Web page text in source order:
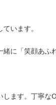
います。
に「笑顔あふ
ます。丁寧な